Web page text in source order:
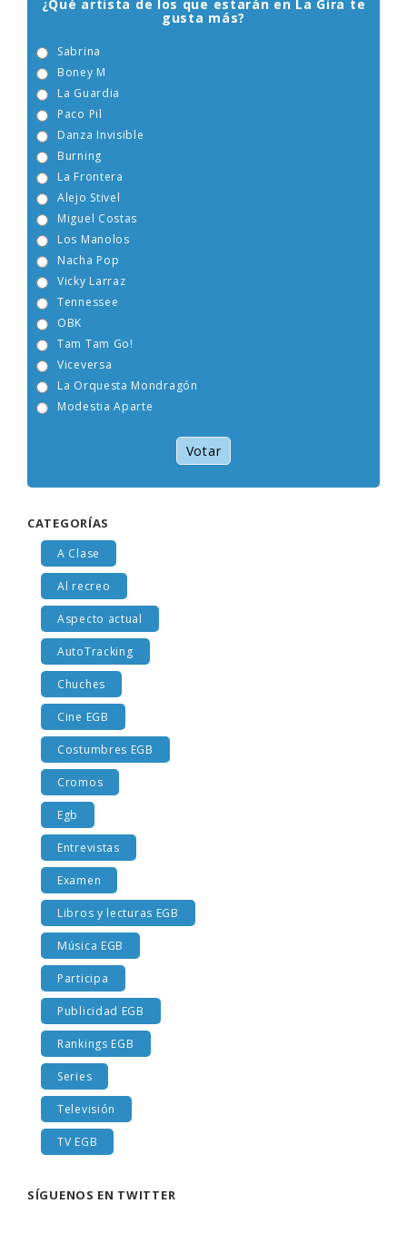
¿Qué artista de los que estarán en La Gira te
gusta más?
Boney M
Burning
Alejo Stivel
Miguel Costas
Nacha Pop
Vicky Larraz
La Orquesta Mondragón
Modestia Aparte
Votar
CATEGORÍAS
A Clase
Al recreo
Aspecto actual
AutoTracking
Chuches
Cine EGB
Costumbres EGB
Cromos
Egb
Entrevistas
Examen
Libros y lecturas EGB
Música EGB
Participa
Publicidad EGB
Rankings EGB
Series
Televisión
TV EGB
SÍGUENOS EN TWITTER